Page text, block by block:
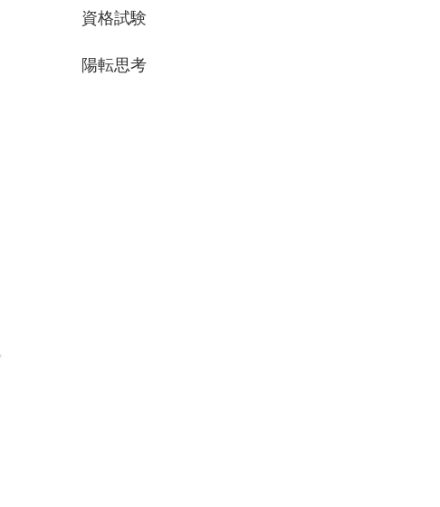
資格試験
陽転思考